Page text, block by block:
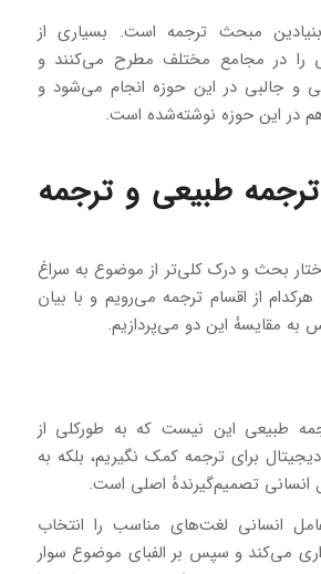
مبحث ترجمه است. بسیاری از
را در مجامع مختلف مطرح می‌کنند و
و جالبی در این حوزه انجام می‌شود و
در این حوزه نوشته‌شده است.
طبیعی و ترجمه
بحث و درک کلی‌تر از موضوع به سراغ
از اقسام ترجمه می‌رویم و با بیان
مقایسهٔ این دو می‌پردازیم.
طبیعی این نیست که به‌ طورکلی از
دیجیتال برای ترجمه کمک نگیریم، بلکه به
انسانی تصمیم‌گیرندهٔ اصلی است.
انسانی لغت‌های مناسب را انتخاب
می‌کند و سپس بر الفبای موضوع سوار